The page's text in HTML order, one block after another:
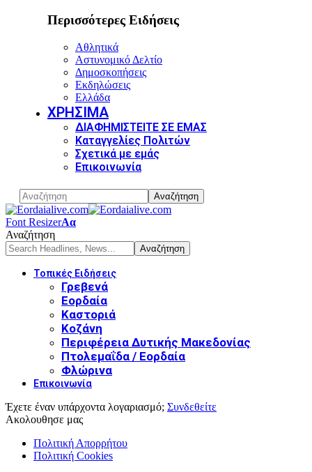
Περισσότερες Ειδήσεις
Αθλητικά
Αστυνομικό Δελτίο
Δημοσκοπήσεις
Εκδηλώσεις
Ελλάδα
ΧΡΗΣΙΜΑ
ΔΙΑΦΗΜΙΣΤΕΙΤΕ ΣΕ ΕΜΑΣ
Καταγγελίες Πολιτών
Σχετικά με εμάς
Επικοινωνία
Font ResizerΑα
Αναζήτηση
Τοπικές Ειδήσεις
Γρεβενά
Εορδαία
Καστοριά
Κοζάνη
Περιφέρεια Δυτικής Μακεδονίας
Πτολεμαΐδα / Εορδαία
Φλώρινα
Επικοινωνία
Έχετε έναν υπάρχοντα λογαριασμό; Συνδεθείτε
Ακολουθησε μας
Πολιτική Απορρήτου
Πολιτική Cookies